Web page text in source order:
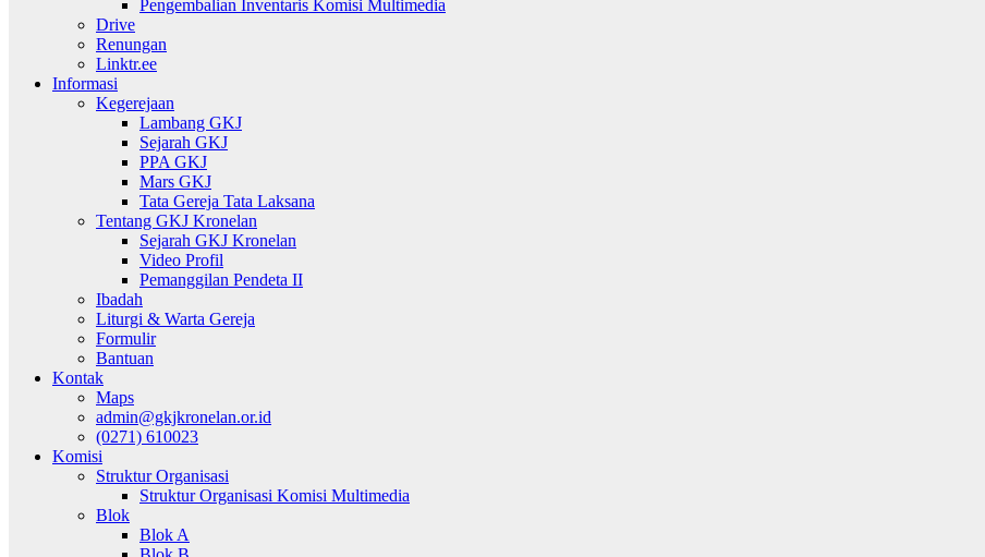
Pengembalian Inventaris Komisi Multimedia
Drive
Renungan
Linktr.ee
Informasi
Kegerejaan
Lambang GKJ
Sejarah GKJ
PPA GKJ
Mars GKJ
Tata Gereja Tata Laksana
Tentang GKJ Kronelan
Sejarah GKJ Kronelan
Video Profil
Pemanggilan Pendeta II
Ibadah
Liturgi & Warta Gereja
Formulir
Bantuan
Kontak
Maps
admin@gkjkronelan.or.id
(0271) 610023
Komisi
Struktur Organisasi
Struktur Organisasi Komisi Multimedia
Blok
Blok A